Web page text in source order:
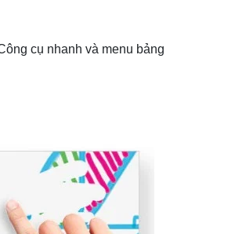
cụ nhanh và menu bảng